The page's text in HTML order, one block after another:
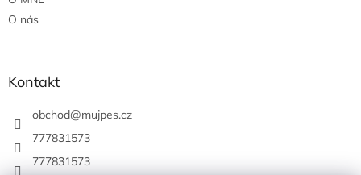
O nás
Kontakt
obchod@mujpes.cz
777831573
777831573